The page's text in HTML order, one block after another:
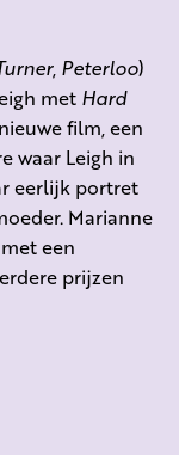
, Peterloo)
met Hard
film, een
waar Leigh in
eerlijk portret
Marianne
een
prijzen